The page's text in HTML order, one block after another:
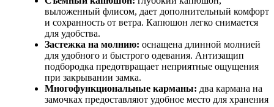
выложенный флисом, дает дополнительный комфорт
и сохранность от ветра. Капюшон легко снимается
для удобства.
Застежка на молнию: оснащена длинной молнией
для удобного и быстрого одевания. Антизащип
подбородка предотвращает неприятные ощущения
при закрывании замка.
Многофункциональные карманы: два кармана на
замочках предоставляют удобное место для хранения